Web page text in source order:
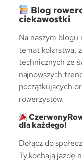
Blog
ciekawostki
Na naszym
temat kolarstwa,
technicznych ze
najnowszych
początkujących
rowerzystów.
dla każdego!
Dołącz do
Ty kochają jazdę